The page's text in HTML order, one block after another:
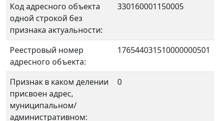
Код адресного объекта
одной строкой без
признака актуальности:
330160001150005
Реестровый номер
адресного объекта:
176544031510000000501
Признак в каком делении
присвоен адрес,
муниципальном/
административном:
0